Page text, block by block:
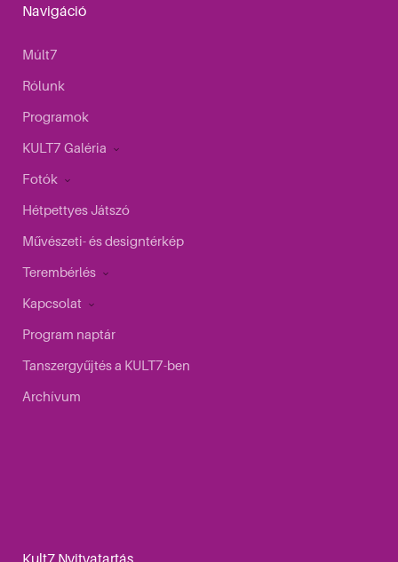
Navigáció
Múlt7
Rólunk
Programok
KULT7 Galéria
Fotók
Hétpettyes Játszó
Művészeti- és designtérkép
Terembérlés
Kapcsolat
Program naptár
Tanszergyűjtés a KULT7-ben
Archívum